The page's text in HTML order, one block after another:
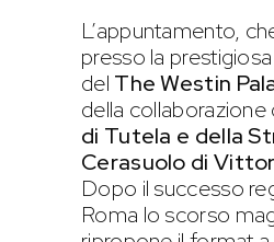
L’appuntamento,
presso la
del The Westin
della collaborazione
di Tutela e della
Cerasuolo di
Dopo il successo
Roma lo scorso